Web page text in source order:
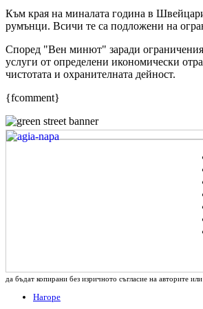
Към края на миналата година в
румънци. Всичи те са подложени на
Според "Вен минют" заради
услуги от определени икономически
чистотата и охранителната дейност.
{fcomment}
да бъдат копирани без изричното съгласие на авторите
Нагоре